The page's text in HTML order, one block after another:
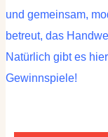
und gemeinsam,
betreut, das
Natürlich gibt es
Gewinnspiele!